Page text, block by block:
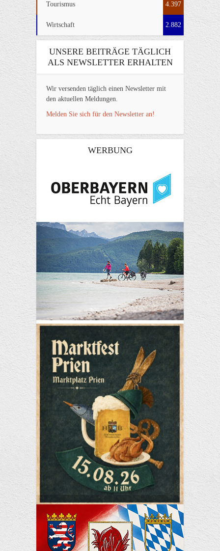
Tourismus 4.397
Wirtschaft 2.882
UNSERE BEITRÄGE TÄGLICH
ALS NEWSLETTER ERHALTEN
Wir versenden täglich einen Newsletter mit
den aktuellen Meldungen.
Melden Sie sich für den Newsletter an!
WERBUNG